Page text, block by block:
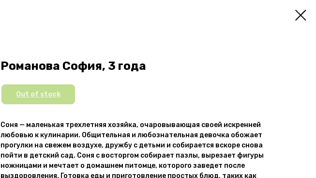
Романова София, 3 года
Out of stock
Соня — маленькая трехлетняя хозяйка, очаровывающая своей искренней
любовью к кулинарии. Общительная и любознательная девочка обожает
прогулки на свежем воздухе, дружбу с детьми и собирается вскоре снова
пойти в детский сад. Соня с восторгом собирает пазлы, вырезает фигуры
ножницами и мечтает о домашнем питомце, которого заведет после
выздоровления. Готовка еды и приготовление простых блюд, таких как